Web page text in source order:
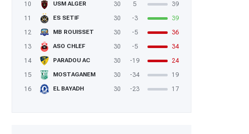
10 USM ALGER 30 5
39
11
ES SETIF 30 -3
39
12
MB ROUISSET 30 -5
36
13
ASO CHLEF 30 -5
34
14
PARADOU AC 30 -19
24
15
MOSTAGANEM 30 -34
19
16
EL BAYADH 30 -23 17